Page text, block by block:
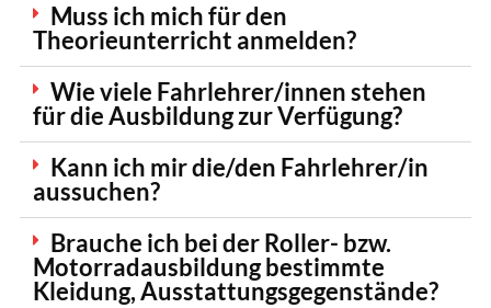
Muss ich mich für den
Theorieunterricht anmelden?
Wie viele Fahrlehrer/innen stehen
für die Ausbildung zur Verfügung?
Kann ich mir die/den Fahrlehrer/in
aussuchen?
Brauche ich bei der Roller- bzw.
Motorradausbildung bestimmte
Kleidung, Ausstattungsgegenstände?